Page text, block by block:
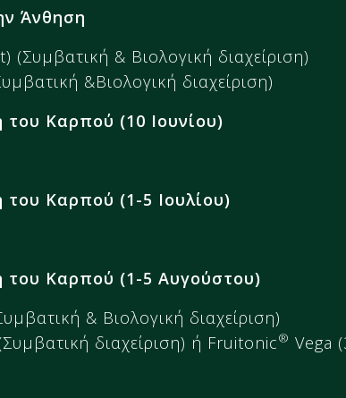
Άνθηση
& Βιολογική διαχείριση)
&Βιολογική διαχείριση)
Καρπού (10 Ιουνίου)
Καρπού (1-5 Ιουλίου)
του Καρπού (1-5 Αυγούστου)
& Βιολογική διαχείριση)
διαχείριση) ή Fruitonic® Vega